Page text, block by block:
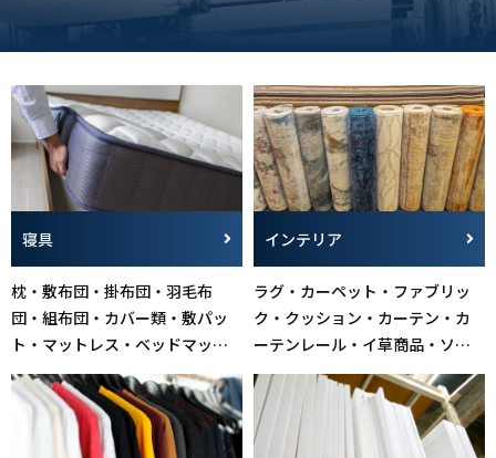
寝具
枕・敷布団・掛布団・羽毛布
団・組布団・カバー類・敷パッ
ト・マットレス・ベッドマット
レス・ベッドパット・毛布・ブ
ランケット・抱き枕など
インテリア
ラグ・カーペット・ファブリッ
ク・クッション・カーテン・カ
ーテンレール・イ草商品・ソフ
ァ・座椅子・マット・こたつ布
団・畳など